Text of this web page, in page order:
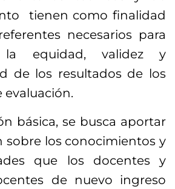
tienen como finalidad
necesarios para
la equidad, validez y
de los resultados de los
evaluación.
básica, se busca aportar
sobre los conocimientos y
que los docentes y
de nuevo ingreso